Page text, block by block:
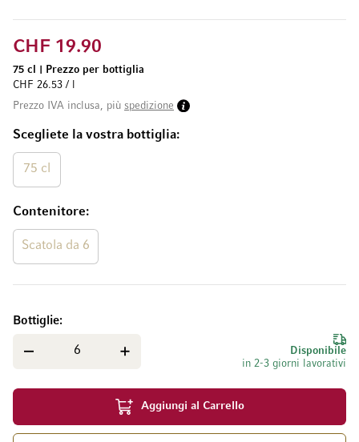
Scegliete la vostra bottiglia
75 cl
Contenitore
Scatola da 6
CHF 19.90
75 cl
Prezzo per bottiglia
CHF 26.53 / l
Prezzo IVA inclusa, più spedizione
Disponibile
in 2-3 giorni lavorativi
Bottiglie
Aggiungi al Carrello